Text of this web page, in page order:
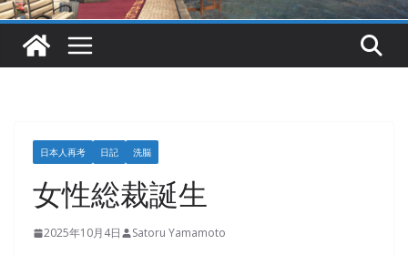
日本人再考 日記 洗脳
女性総裁誕生
2025年10月4日 Satoru Yamamoto